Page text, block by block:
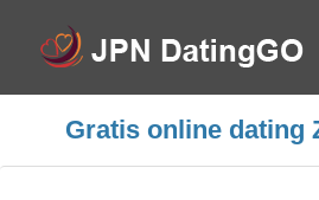
Gratis online dating